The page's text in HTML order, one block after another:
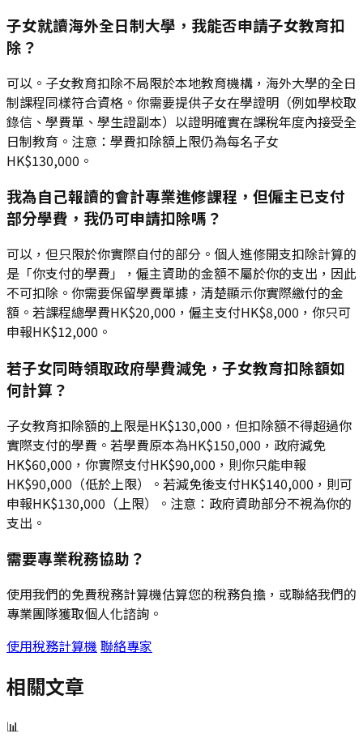
子女就讀海外全日制大學，我能否申請子女教育扣
除？
可以。子女教育扣除不局限於本地教育機構，海外大學的全日
制課程同樣符合資格。你需要提供子女在學證明（例如學校取
錄信、學費單、學生證副本）以證明確實在課稅年度內接受全
日制教育。注意：學費扣除額上限仍為每名子女
HK$130,000。
我為自己報讀的會計專業進修課程，但僱主已支付
部分學費，我仍可申請扣除嗎？
可以，但只限於你實際自付的部分。個人進修開支扣除計算的
是「你支付的學費」，僱主資助的金額不屬於你的支出，因此
不可扣除。你需要保留學費單據，清楚顯示你實際繳付的金
額。若課程總學費HK$20,000，僱主支付HK$8,000，你只可
申報HK$12,000。
若子女同時領取政府學費減免，子女教育扣除額如
何計算？
子女教育扣除額的上限是HK$130,000，但扣除額不得超過你
實際支付的學費。若學費原本為HK$150,000，政府減免
HK$60,000，你實際支付HK$90,000，則你只能申報
HK$90,000（低於上限）。若減免後支付HK$140,000，則可
申報HK$130,000（上限）。注意：政府資助部分不視為你的
支出。
需要專業稅務協助？
使用我們的免費稅務計算機估算您的稅務負擔，或聯絡我們的
專業團隊獲取個人化諮詢。
使用稅務計算機 聯絡專家
相關文章
📊